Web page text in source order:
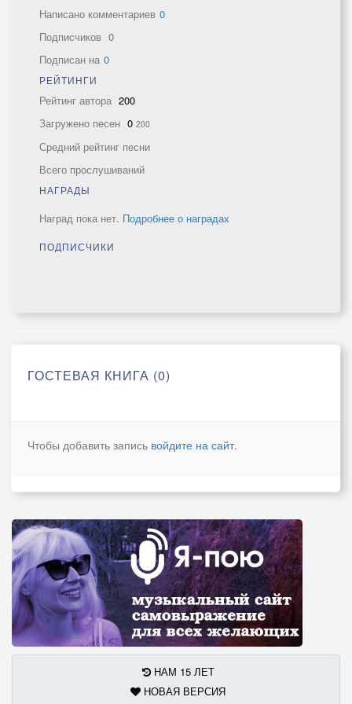
Написано комментариев 0
Подписчиков 0
Подписан на 0
РЕЙТИНГИ
Рейтинг автора 200
Загружено песен 0 200
Средний рейтинг песни
Всего прослушиваний
НАГРАДЫ
Наград пока нет. Подробнее о наградах
ПОДПИСЧИКИ
ГОСТЕВАЯ КНИГА (0)
Чтобы добавить запись войдите на сайт.
НАМ 15 ЛЕТ
НОВАЯ ВЕРСИЯ